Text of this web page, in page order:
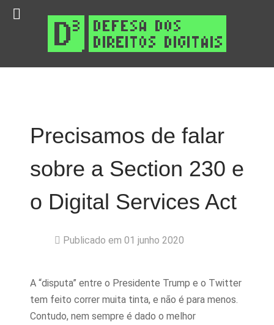
Precisamos de falar
sobre a Section 230 e
o Digital Services Act
Publicado em 01 junho 2020
A “disputa” entre o Presidente Trump e o Twitter
tem feito correr muita tinta, e não é para menos.
Contudo, nem sempre é dado o melhor